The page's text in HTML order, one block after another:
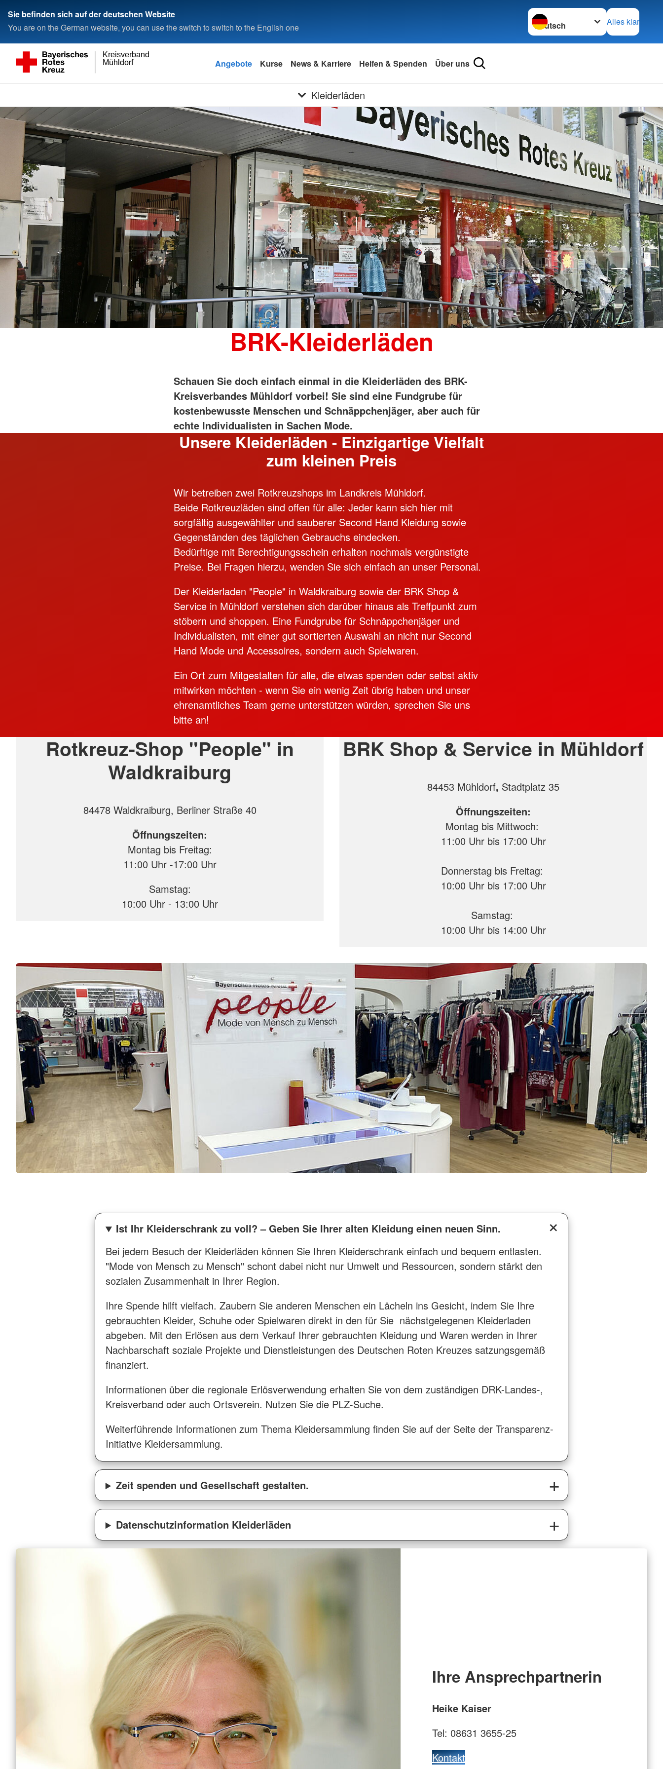
Sie befinden sich auf der deutschen Website
You are on the German website, you can use the switch to switch to the English one
Sprache wechseln zu
Alles klar
Mühldorf
Kreisverband
Angebote Kurse News & Karriere Helfen & Spenden Über uns
Kleiderläden
BRK-Kleiderläden
Schauen Sie doch einfach einmal in die Kleiderläden des BRK-
Kreisverbandes Mühldorf vorbei! Sie sind eine Fundgrube für
kostenbewusste Menschen und Schnäppchenjäger, aber auch für
echte Individualisten in Sachen Mode.
Unsere Kleiderläden - Einzigartige Vielfalt
zum kleinen Preis
Wir betreiben zwei Rotkreuzshops im Landkreis Mühldorf.
Beide Rotkreuzläden sind offen für alle: Jeder kann sich hier mit
sorgfältig ausgewählter und sauberer Second Hand Kleidung sowie
Gegenständen des täglichen Gebrauchs eindecken.
Bedürftige mit Berechtigungsschein erhalten nochmals vergünstigte
Preise. Bei Fragen hierzu, wenden Sie sich einfach an unser Personal.
Der Kleiderladen "People" in Waldkraiburg sowie der BRK Shop &
Service in Mühldorf verstehen sich darüber hinaus als Treffpunkt zum
stöbern und shoppen. Eine Fundgrube für Schnäppchenjäger und
Individualisten, mit einer gut sortierten Auswahl an nicht nur Second
Hand Mode und Accessoires, sondern auch Spielwaren.
Ein Ort zum Mitgestalten für alle, die etwas spenden oder selbst aktiv
mitwirken möchten - wenn Sie ein wenig Zeit übrig haben und unser
ehrenamtliches Team gerne unterstützen würden, sprechen Sie uns
bitte an!
Rotkreuz-Shop "People" in
Waldkraiburg
84478 Waldkraiburg, Berliner Straße 40
Öffnungszeiten:
Montag bis Freitag:
11:00 Uhr -17:00 Uhr
Samstag:
10:00 Uhr - 13:00 Uhr
BRK Shop & Service in Mühldorf
84453 Mühldorf, Stadtplatz 35
Öffnungszeiten:
Montag bis Mittwoch:
11:00 Uhr bis 17:00 Uhr
Donnerstag bis Freitag:
10:00 Uhr bis 17:00 Uhr
Samstag:
10:00 Uhr bis 14:00 Uhr
Ist Ihr Kleiderschrank zu voll? – Geben Sie Ihrer alten Kleidung einen neuen Sinn.
Bei jedem Besuch der Kleiderläden können Sie Ihren Kleiderschrank einfach und bequem entlasten.
"Mode von Mensch zu Mensch" schont dabei nicht nur Umwelt und Ressourcen, sondern stärkt den
sozialen Zusammenhalt in Ihrer Region.
Ihre Spende hilft vielfach. Zaubern Sie anderen Menschen ein Lächeln ins Gesicht, indem Sie Ihre
gebrauchten Kleider, Schuhe oder Spielwaren direkt in den für Sie nächstgelegenen Kleiderladen
abgeben. Mit den Erlösen aus dem Verkauf Ihrer gebrauchten Kleidung und Waren werden in Ihrer
Nachbarschaft soziale Projekte und Dienstleistungen des Deutschen Roten Kreuzes satzungsgemäß
finanziert.
Informationen über die regionale Erlösverwendung erhalten Sie von dem zuständigen DRK-Landes-,
Kreisverband oder auch Ortsverein. Nutzen Sie die PLZ-Suche.
Weiterführende Informationen zum Thema Kleidersammlung finden Sie auf der Seite der Transparenz-
Initiative Kleidersammlung.
Zeit spenden und Gesellschaft gestalten.
Datenschutzinformation Kleiderläden
Ihre Ansprechpartnerin
Heike Kaiser
Tel: 08631 3655-25
Kontakt